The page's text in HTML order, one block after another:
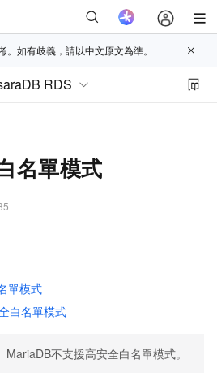
如有歧義，請以中文原文為準。
RDS
名單模式
單模式
白名單模式
不支援高安全白名單模式。